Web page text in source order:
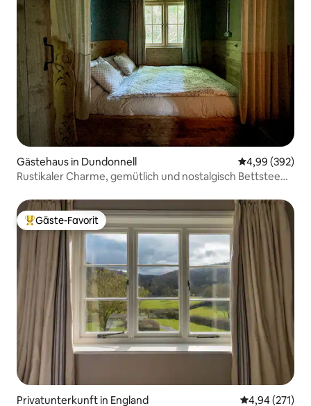
Gästehaus in Dundonnell
4,99 (392)
Rustikaler Charme, gemütlich und nostalgisch Bettstee
Beliebter Gäste-Favorit.
Gäste-Favorit
Privatunterkunft in England
4,94 (271)